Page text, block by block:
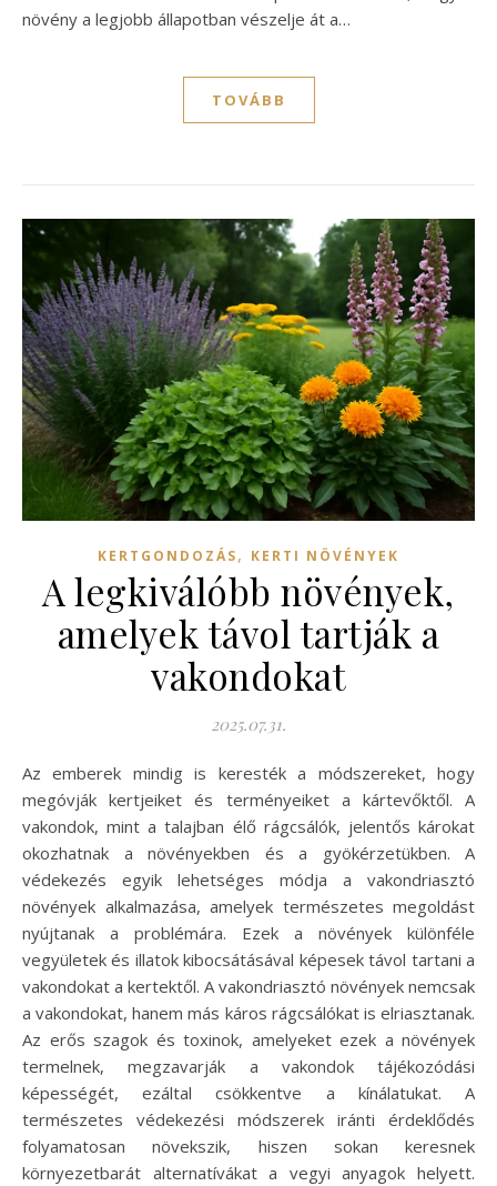
növény a legjobb állapotban vészelje át a…
TOVÁBB
KERTGONDOZÁS, KERTI NÖVÉNYEK
A legkiválóbb növények,
amelyek távol tartják a
vakondokat
2025.07.31.
Az emberek mindig is keresték a módszereket, hogy
megóvják kertjeiket és terményeiket a kártevőktől. A
vakondok, mint a talajban élő rágcsálók, jelentős károkat
okozhatnak a növényekben és a gyökérzetükben. A
védekezés egyik lehetséges módja a vakondriasztó
növények alkalmazása, amelyek természetes megoldást
nyújtanak a problémára. Ezek a növények különféle
vegyületek és illatok kibocsátásával képesek távol tartani a
vakondokat a kertektől. A vakondriasztó növények nemcsak
a vakondokat, hanem más káros rágcsálókat is elriasztanak.
Az erős szagok és toxinok, amelyeket ezek a növények
termelnek, megzavarják a vakondok tájékozódási
képességét, ezáltal csökkentve a kínálatukat. A
természetes védekezési módszerek iránti érdeklődés
folyamatosan növekszik, hiszen sokan keresnek
környezetbarát alternatívákat a vegyi anyagok helyett.